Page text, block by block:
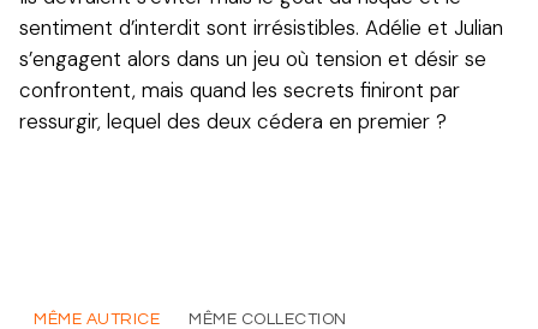
sentiment d’interdit sont irrésistibles. Adélie et Julian
s’engagent alors dans un jeu où tension et désir se
confrontent, mais quand les secrets finiront par
ressurgir, lequel des deux cédera en premier ?
MÊME AUTRICE MÊME COLLECTION